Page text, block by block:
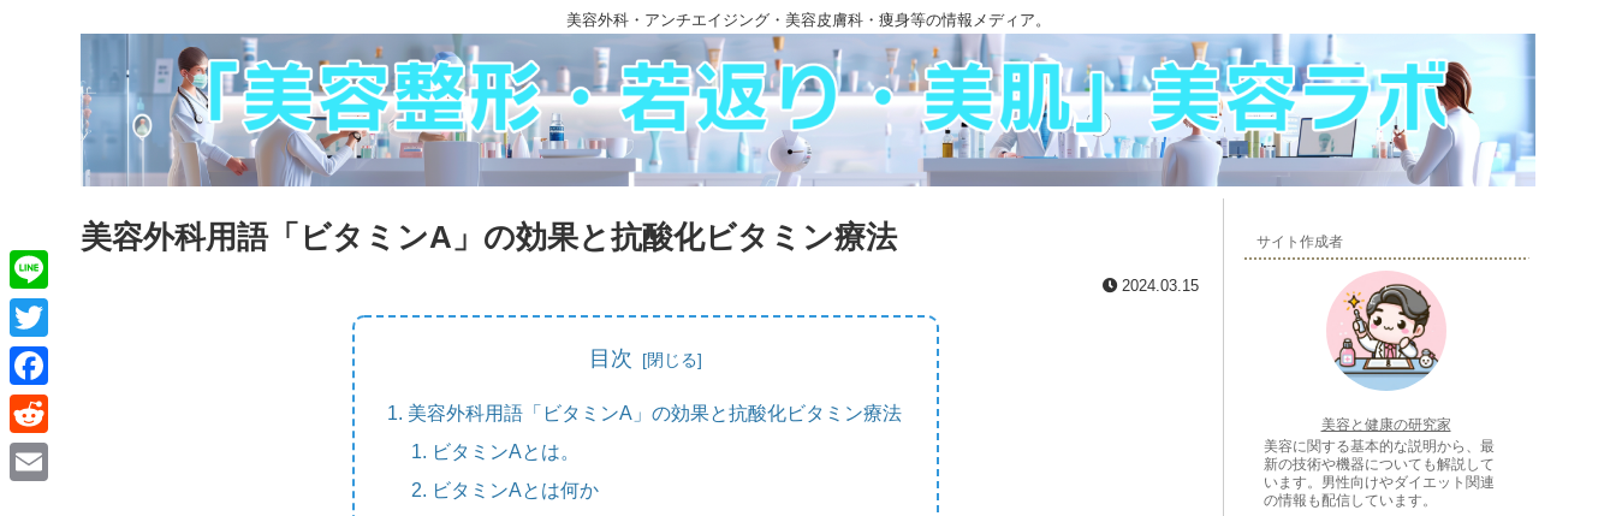
美容外科・アンチエイジング・美容皮膚科・痩身等の情報メディア。
美容外科用語「ビタミンA」の効果と抗酸化ビタミン療法
2024.03.15
目次
美容外科用語「ビタミンA」の効果と抗酸化ビタミン療法
ビタミンAとは。
ビタミンAとは何か
サイト作成者
美容と健康の研究家
美容に関する基本的な説明から、最
新の技術や機器についても解説して
います。男性向けやダイエット関連
の情報も配信しています。
L
i
n
e
T
w
i
t
F
a
c
R